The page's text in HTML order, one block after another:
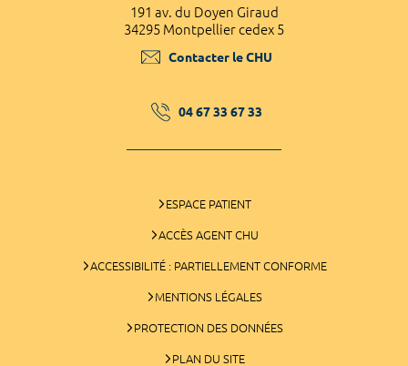
191 av. du Doyen Giraud
34295 Montpellier cedex 5
Contacter le CHU
04 67 33 67 33
ESPACE PATIENT
ACCÈS AGENT CHU
ACCESSIBILITÉ : PARTIELLEMENT CONFORME
MENTIONS LÉGALES
PROTECTION DES DONNÉES
PLAN DU SITE